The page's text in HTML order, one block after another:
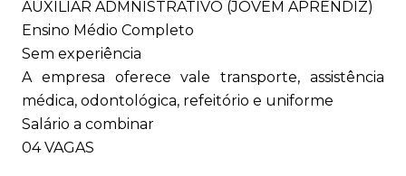
AUXILIAR ADMNISTRATIVO (JOVEM APRENDIZ)
Ensino Médio Completo
Sem experiência
A empresa oferece vale transporte, assistência
médica, odontológica, refeitório e uniforme
Salário a combinar
04 VAGAS